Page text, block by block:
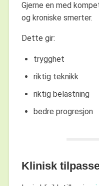
Gjerne en med
og kroniske smerter.
Dette gir:
trygghet
riktig teknikk
riktig belastning
bedre progresjon
Klinisk